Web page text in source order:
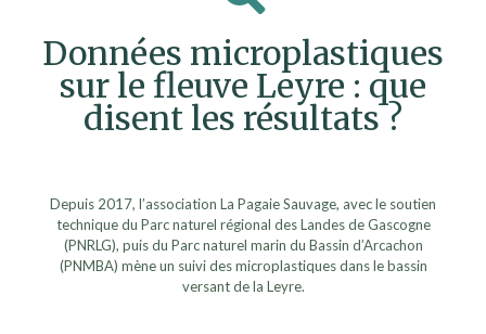
Données microplastiques
sur le fleuve Leyre : que
disent les résultats ?
Depuis 2017, l’association La Pagaie Sauvage, avec le soutien
technique du Parc naturel régional des Landes de Gascogne
(PNRLG), puis du Parc naturel marin du Bassin d’Arcachon
(PNMBA) mène un suivi des microplastiques dans le bassin
versant de la Leyre.